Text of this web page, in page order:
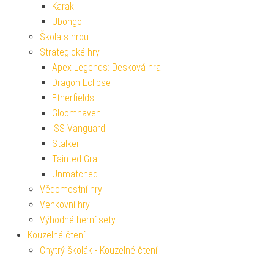
Karak
Ubongo
Škola s hrou
Strategické hry
Apex Legends: Desková hra
Dragon Eclipse
Etherfields
Gloomhaven
ISS Vanguard
Stalker
Tainted Grail
Unmatched
Vědomostní hry
Venkovní hry
Výhodné herní sety
Kouzelné čtení
Chytrý školák - Kouzelné čtení